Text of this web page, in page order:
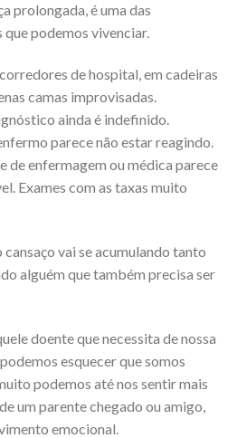
prolongada, é uma das
podemos vivenciar.
de hospital, em cadeiras
camas improvisadas.
ainda é indefinido.
parece não estar reagindo.
de enfermagem ou médica parece
Exames com as taxas muito
vai se acumulando tanto
alguém que também precisa ser
doente que necessita de nossa
esquecer que somos
podemos até nos sentir mais
um parente chegado ou amigo,
emocional.